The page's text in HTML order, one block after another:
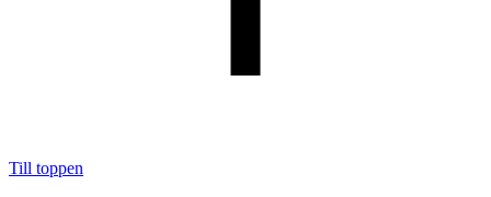
Till toppen